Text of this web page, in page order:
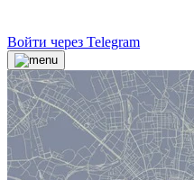
Войти через Telegram